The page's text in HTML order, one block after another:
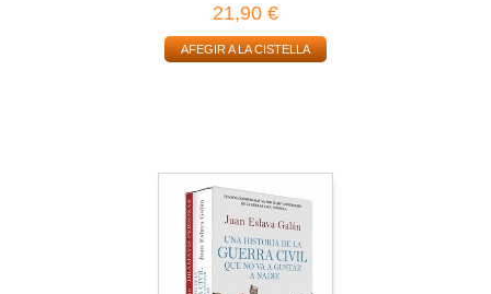
21,90 €
AFEGIR A LA CISTELLA